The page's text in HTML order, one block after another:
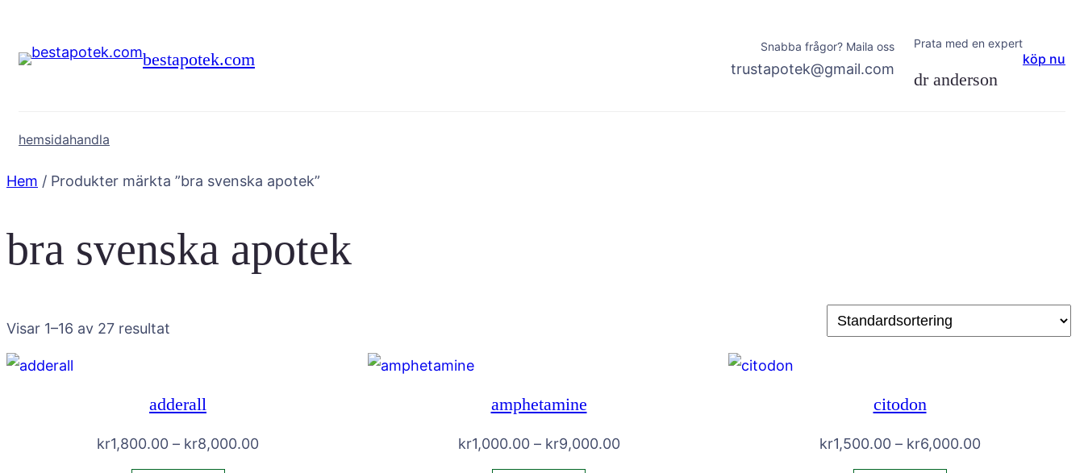
innehåll
bestapotek.com
Snabba frågor? Maila oss
trustapotek@gmail.com
Prata med en expert
dr anderson
köp nu
hemsidahandla
Hem / Produkter märkta ”bra svenska apotek”
bra svenska apotek
Visar 1–16 av 27 resultat
adderall
kr1,800.00 – kr8,000.00Prisintervall:
amphetamine
kr1,000.00 – kr9,000.00Prisintervall:
citodon
kr1,500.00 – kr6,000.00Prisintervall: